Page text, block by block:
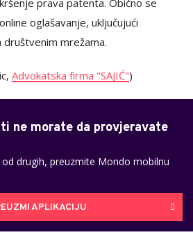
prava patenta. Obično se
oglašavanje, uključujući
mrežama.
Advokatska firma "SAJIĆ")
ne morate da provjeravate
drugih, preuzmite Mondo mobilnu
APLIKACIJU